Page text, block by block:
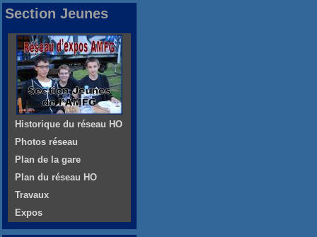
Section Jeunes
Historique du réseau HO
Photos réseau
Plan de la gare
Plan du réseau HO
Travaux
Expos